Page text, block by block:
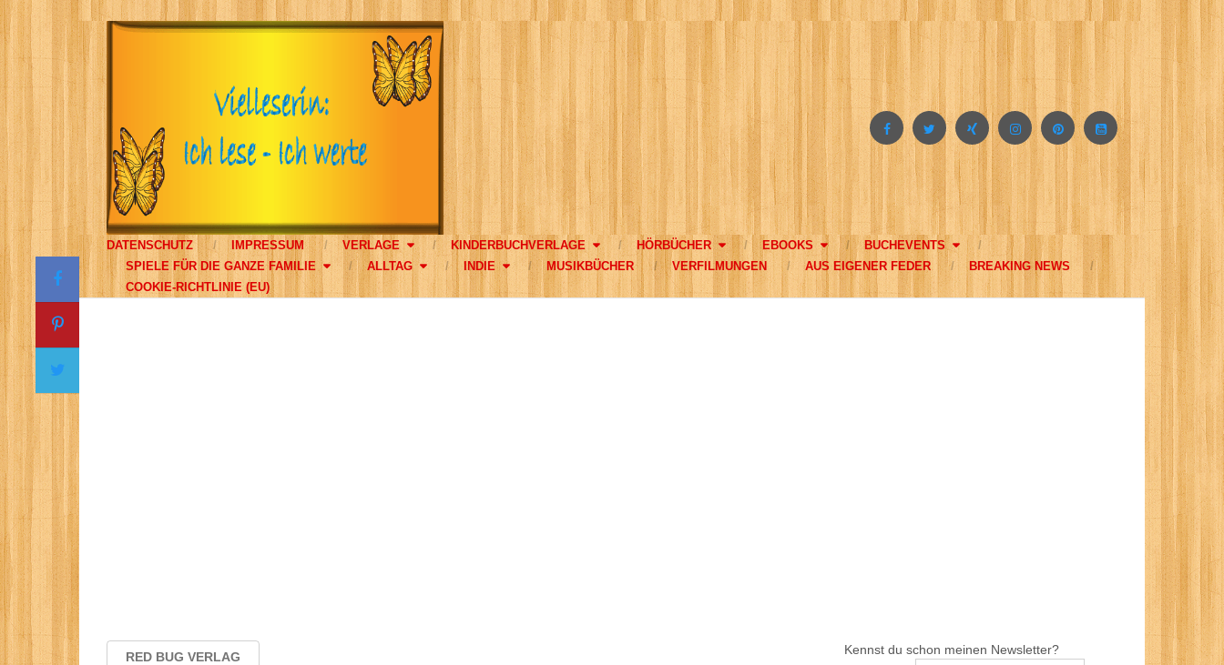
DATENSCHUTZ IMPRESSUM VERLAGE KINDERBUCHVERLAGE HÖRBÜCHER EBOOKS
BUCHEVENTS
SPIELE FÜR DIE GANZE FAMILIE
ALLTAG INDIE MUSIKBÜCHER VERFILMUNGEN AUS EIGENER FEDER
BREAKING NEWS
COOKIE-RICHTLINIE (EU)
RED BUG VERLAG
Kennst du schon meinen Newsletter?